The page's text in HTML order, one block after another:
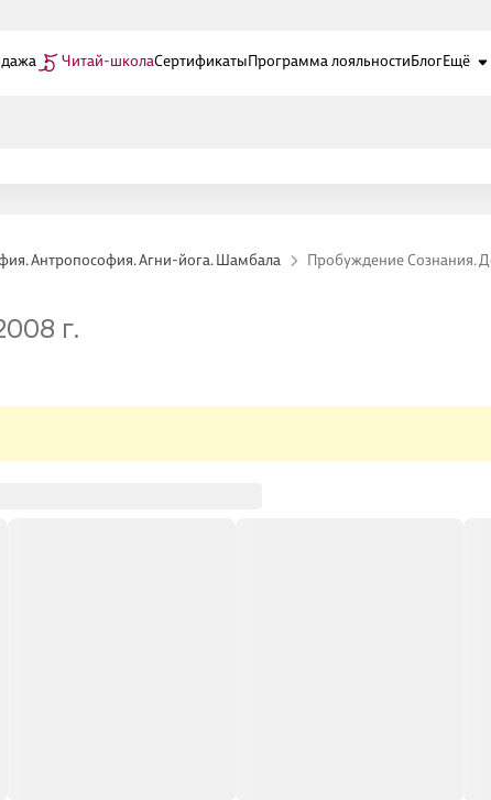
Читай-школаСертификатыПрограмма лояльностиБлогЕщё
Антропософия. Агни-йога. Шамбала Пробуждение Сознания.
г.